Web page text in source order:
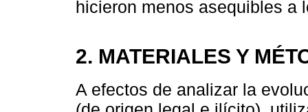
hicieron menos asequibles a
2. MATERIALES Y
A efectos de analizar la